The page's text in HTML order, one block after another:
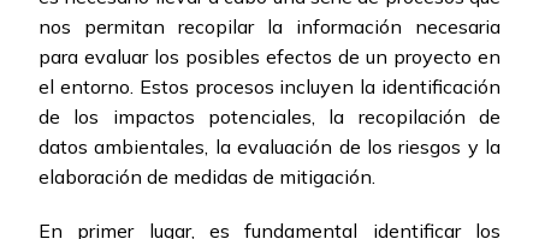
nos permitan recopilar la información necesaria
para evaluar los posibles efectos de un proyecto en
el entorno. Estos procesos incluyen la identificación
de los impactos potenciales, la recopilación de
datos ambientales, la evaluación de los riesgos y la
elaboración de medidas de mitigación.
En primer lugar, es fundamental identificar los